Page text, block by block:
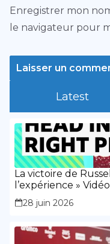
Enregistrer mon
le navigateur pour
Latest
La victoire de
l’expérience »
Russell a montré «
28 juin 2026